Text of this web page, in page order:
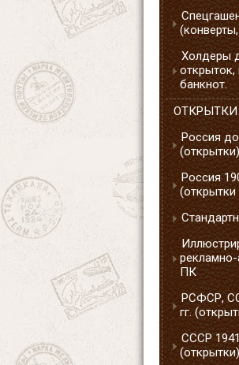
Холдеры
открыток,
банкнот.
ОТКРЫТКИ
Россия до
(открытки)
Россия
ПК
РСФСР,
гг.
СССР
(открытки)